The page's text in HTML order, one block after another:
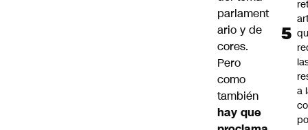
parlament
ario y de
cores.
Pero
como
también
hay que
a